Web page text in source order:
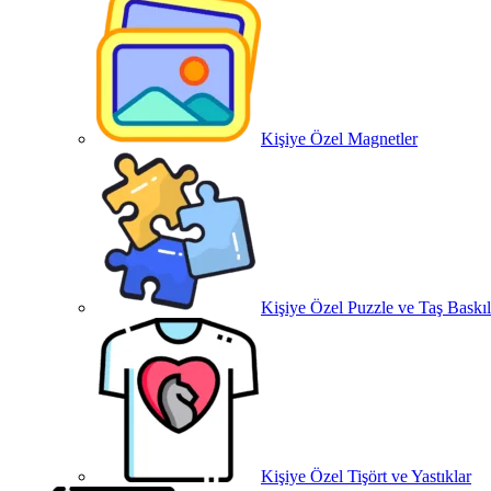
Kişiye Özel Magnetler
Kişiye Özel Puzzle ve Taş
Kişiye Özel Tişört ve Yastıklar